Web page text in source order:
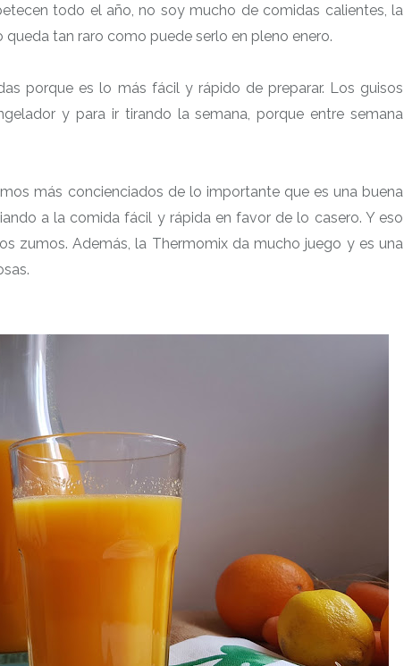
todo el año, no soy mucho de comidas calientes, la
tan raro como puede serlo en pleno enero.
porque es lo más fácil y rápido de preparar. Los guisos
y para ir tirando la semana, porque entre semana
más concienciados de lo importante que es una buena
a la comida fácil y rápida en favor de lo casero. Y eso
zumos. Además, la Thermomix da mucho juego y es una